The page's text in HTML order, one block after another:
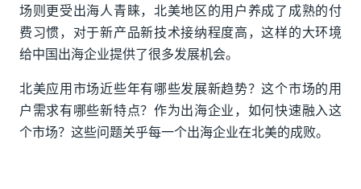
03.精准触达用户，出海企业离不开全渠道通信
场则更受出海人青睐，北美地区的用户养成了成熟的付
费习惯，对于新产品新技术接纳程度高，这样的大环境
给中国出海企业提供了很多发展机会。
北美应用市场近些年有哪些发展新趋势？这个市场的用
户需求有哪些新特点？作为出海企业，如何快速融入这
个市场？这些问题关乎每一个出海企业在北美的成败。